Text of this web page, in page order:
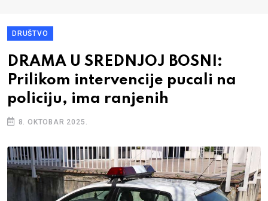
DRUŠTVO
DRAMA U SREDNJOJ BOSNI:
Prilikom intervencije pucali na
policiju, ima ranjenih
8. OKTOBAR 2025.